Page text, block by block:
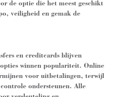
de optie die het meest geschikt
veiligheid en gemak de
en creditcards blijven
winnen populariteit. Online
voor uitbetalingen, terwijl
ondersteunen. Alle